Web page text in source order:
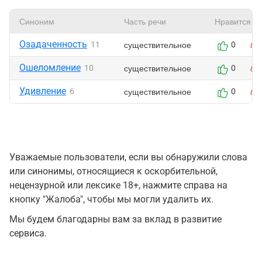
Синоним Часть речи Нравится
Озадаченность 11 существительное 0
Ошеломление 10 существительное 0
Удивление 6 существительное 0
Уважаемые пользователи, если вы обнаружили слова
или синонимы, относящиеся к оскорбительной,
нецензурной или лексике 18+, нажмите справа на
кнопку "Жалоба", чтобы мы могли удалить их.
Мы будем благодарны вам за вклад в развитие
сервиса.